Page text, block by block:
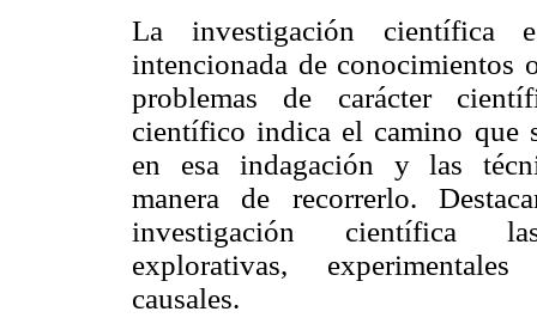
La investigación científica
intencionada de conocimientos
problemas de carácter
científico indica el camino que
en esa indagación y las
manera de recorrerlo.
investigación científica
explorativas,
causales.